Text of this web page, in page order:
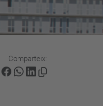
a
v
a
Comparteix: